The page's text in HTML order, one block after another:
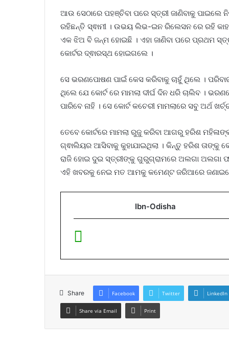
ଆଉ ସେଠାରେ ପହଞ୍ଚିବା ପରେ ସ୍ତ୍ରୀ ଜାଣିବାକୁ ପାଇଲେ
ରହିଛନ୍ତି ସ୍ଵାମୀ । ଉଭୟ ଲିଭ-ଇନ ରିଲେସନ ରେ ରହି
ଏକ ଝିଅ ବି ଜନ୍ମ ହୋଇଛି । ଏହା ଜାଣିବା ପରେ ପ୍ରଥମ
କୋର୍ଟର ଦ୍ଵାରସ୍ଥ ହୋଇଗଲେ ।
ସେ ଭରଣପୋଷଣ ପାଇଁ କେସ କରିବାକୁ ଚାହୁଁ ଥିଲେ ।
ଥିଲେ ଯେ କୋର୍ଟ ରେ ମାମଲା ଦୀର୍ଘ ଦିନ ଧରି ଚାଲିବ ।
ପାରିବେ ନାହି । ସେ କୋର୍ଟ କଚେରୀ ମାମଲାରେ ସବୁ ଅର୍ଥ
ତେବେ କୋର୍ଟରେ ମାମଲା ରୁଜୁ କରିବା ଆଗରୁ ହରିଶ
ଗ୍ଵାଲିୟର ଆସିବାକୁ କୁହାଯାଇଥିଲା । କିନ୍ତୁ ହରିଶ ତାଙ୍କୁ
ରାଜି ହୋଇ ଦୁଇ ସ୍ତ୍ରୀଙ୍କୁ ଗୁରୁଗ୍ରାମରେ ଅଲଗା ଅଲଗା
ଏହି ଖବରକୁ ନେଇ ମତ ଆମକୁ କମେଣ୍ଟ ଜରିଆରେ
Ibn-Odisha
Share Facebook Twitter LinkedIn
Share via Email Print